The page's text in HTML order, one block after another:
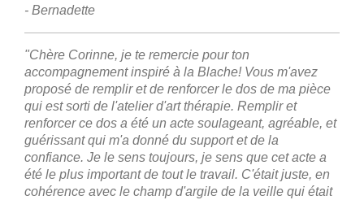
- Bernadette
"Chère Corinne, je te remercie pour ton
accompagnement inspiré à la Blache! Vous m'avez
proposé de remplir et de renforcer le dos de ma pièce
qui est sorti de l'atelier d'art thérapie. Remplir et
renforcer ce dos a été un acte soulageant, agréable, et
guérissant qui m'a donné du support et de la
confiance. Je le sens toujours, je sens que cet acte a
été le plus important de tout le travail. C'était juste, en
cohérence avec le champ d'argile de la veille qui était